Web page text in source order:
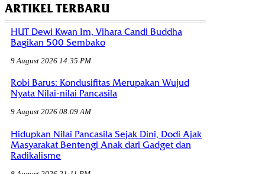
ARTIKEL TERBARU
HUT Dewi Kwan Im, Vihara Candi Buddha
Bagikan 500 Sembako
9 August 2026 14:35 PM
Robi Barus: Kondusifitas Merupakan Wujud
Nyata Nilai-nilai Pancasila
9 August 2026 08:09 AM
Hidupkan Nilai Pancasila Sejak Dini, Dodi Ajak
Masyarakat Bentengi Anak dari Gadget dan
Radikalisme